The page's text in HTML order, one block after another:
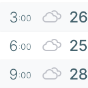
3:00 26
6:00 25
9:00 28